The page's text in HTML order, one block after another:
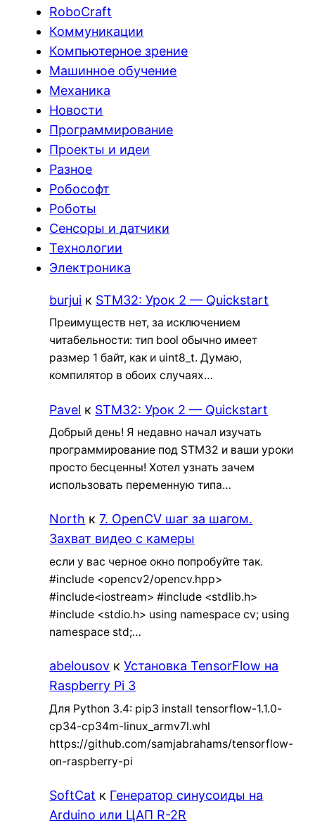
RoboCraft
Коммуникации
Компьютерное зрение
Машинное обучение
Механика
Новости
Программирование
Проекты и идеи
Разное
Робософт
Роботы
Сенсоры и датчики
Технологии
Электроника
burjui к STM32: Урок 2 — Quickstart
Преимуществ нет, за исключением
читабельности: тип bool обычно имеет
размер 1 байт, как и uint8_t. Думаю,
компилятор в обоих случаях…
Pavel к STM32: Урок 2 — Quickstart
Добрый день! Я недавно начал изучать
программирование под STM32 и ваши уроки
просто бесценны! Хотел узнать зачем
использовать переменную типа…
North к7. OpenCV шаг за шагом.
Захват видео с камеры
если у вас черное окно попробуйте так.
#include <opencv2/opencv.hpp>
#include<iostream> #include <stdlib.h>
#include <stdio.h> using namespace cv; using
namespace std;…
abelousov кУстановка TensorFlow на
Raspberry Pi 3
Для Python 3.4: pip3 install tensorflow-1.1.0-
cp34-cp34m-linux_armv7l.whl
https://github.com/samjabrahams/tensorflow-
on-raspberry-pi
SoftCat к Генератор синусоиды на
Arduino или ЦАП R-2R